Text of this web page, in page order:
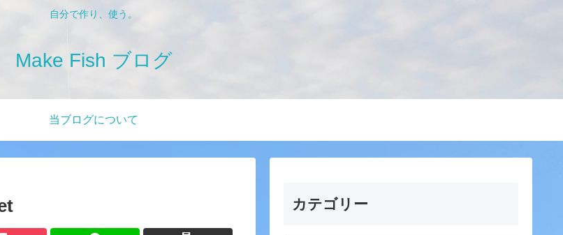
自分で作り、使う。
Make Fish ブログ
当ブログについて
カテゴリー